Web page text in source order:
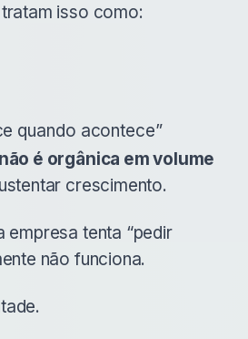
isso como:
quando acontece”
não é orgânica em volume
crescimento.
empresa tenta “pedir
não funciona.